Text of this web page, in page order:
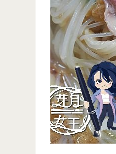
壢
小
巷
子
裡
面
有